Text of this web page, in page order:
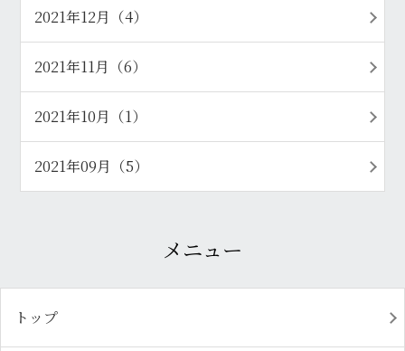
2021年12月（4）
2021年11月（6）
2021年10月（1）
2021年09月（5）
メニュー
トップ